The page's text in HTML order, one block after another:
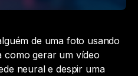
de uma foto usando
como gerar um vídeo
neural e despir uma